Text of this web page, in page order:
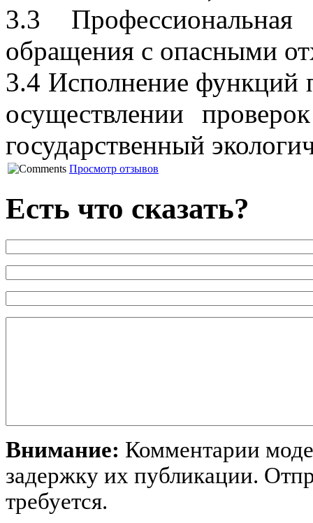
3.3
обращения с опасными
3.4 Исполнение функций
осуществлении
государственный
Просмотр отзывов
Есть что сказать?
Внимание: Комментарии
задержку их публикации.
требуется.